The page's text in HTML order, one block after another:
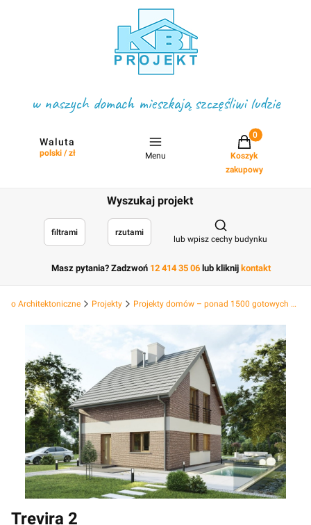
w naszych domach mieszkają szczęśliwi ludzie
Waluta
polski / zł Menu
Projekty w
Koszyk
zakupowy
Wyszukaj projekt
filtrami rzutami
Otwórz
lub wpisz cechy budynku
Masz pytania? Zadzwoń 12 414 35 06 lub kliknij kontakt
Architektoniczne Projekty Projekty domów – ponad 1500 gotowych projektów
Trevira 2